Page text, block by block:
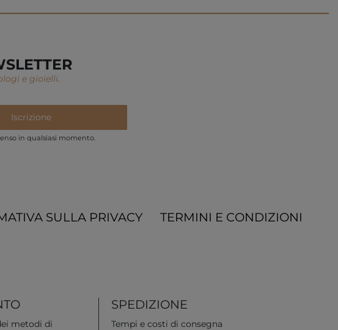
e gioielli.
Iscrizione
in qualsiasi momento.
SULLA PRIVACY TERMINI E CONDIZIONI
metodi di
SPEDIZIONE
Tempi e costi di consegna